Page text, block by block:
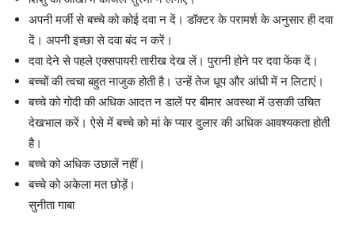
अपनी मर्जी से बच्चे को कोई दवा न दें। डॉक्टर के परामर्श के अनुसार ही दवा
दें। अपनी इच्छा से दवा बंद न करें।
दवा देने से पहले एक्सपायरी तारीख देख लें। पुरानी होने पर दवा फेंक दें।
बच्चों की त्वचा बहुत नाजुक होती है। उन्हें तेज धूप और आंधी में न लिटाएं।
बच्चे को गोदी की अधिक आदत न डालें पर बीमार अवस्था में उसकी उचित
देखभाल करें। ऐसे में बच्चे को मां के प्यार दुलार की अधिक आवश्यकता होती
है।
बच्चे को अधिक उछालें नहीं।
बच्चे को अकेला मत छोड़ें।
सुनीता गाबा